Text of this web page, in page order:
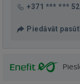
+371 *** *** 52
Piedāvāt